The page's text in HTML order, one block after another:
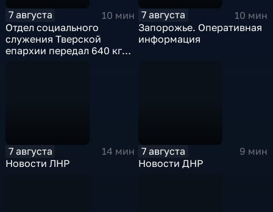
7 августа
10 мин
Отдел социального
служения Тверской
епархии передал 640 кг
7 августа
10 мин
Запорожье. Оперативная
информация
7 августа
14 мин
Новости ЛНР
7 августа
9 мин
Новости ДНР